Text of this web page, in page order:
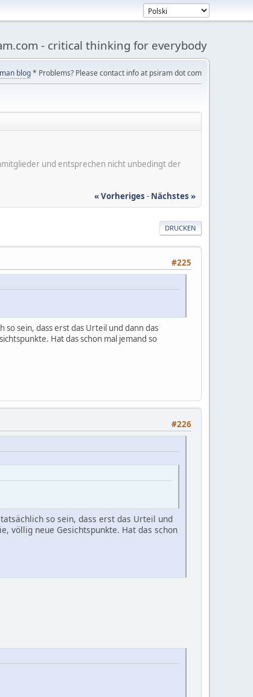
- critical thinking for everybody
blog* Problems? Please contact info at psiram dot com
und entsprechen nicht unbedingt der
« Vorheriges - Nächstes »
DRUCKEN
#225
sein, dass erst das Urteil und dann das
Hat das schon mal jemand so
#226
so sein, dass erst das Urteil und
völlig neue Gesichtspunkte. Hat das schon